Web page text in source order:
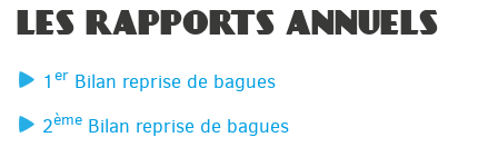
LES RAPPORTS ANNUELS
1 er Bilan reprise de bagues
2ème Bilan reprise de bagues